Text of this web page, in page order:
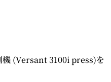
機 (Versant 3100i press)を